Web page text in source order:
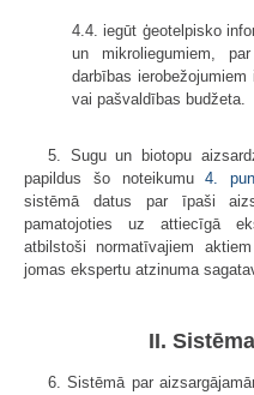
4.4. iegūt ģeotelpisko
un mikroliegumiem,
darbības
vai pašvaldības budžeta.
5. Sugu un biotopu
papildus šo noteikumu4.
sistēmā datus par īpaši
pamatojoties uz attiecīgā
atbilstoši normatīvajiem
jomas ekspertu atzinuma
II.
6. Sistēmā par